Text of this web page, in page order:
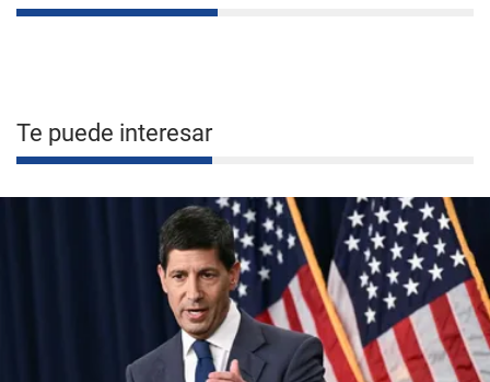
Te puede interesar